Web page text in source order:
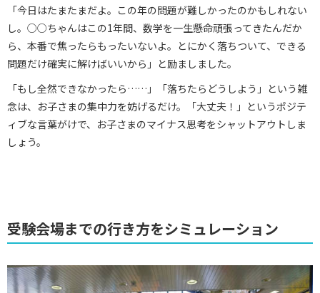
「今日はたまたまだよ。この年の問題が難しかったのかもしれない
し。○○ちゃんはこの1年間、数学を一生懸命頑張ってきたんだか
ら、本番で焦ったらもったいないよ。とにかく落ちついて、できる
問題だけ確実に解けばいいから」と励ましました。
「もし全然できなかったら……」「落ちたらどうしよう」という雑
念は、お子さまの集中力を妨げるだけ。「大丈夫！」というポジテ
ィブな言葉がけで、お子さまのマイナス思考をシャットアウトしま
しょう。
受験会場までの行き方をシミュレーション